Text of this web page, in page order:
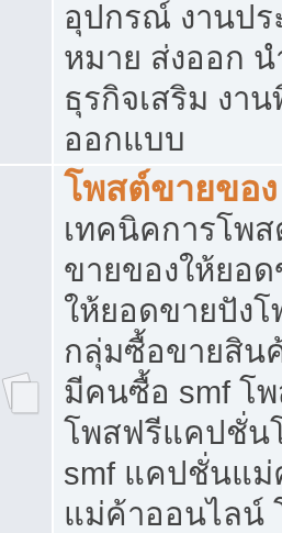
อุปกรณ์ งานป
หมาย ส่งออก น
ธุรกิจเสริม งา
ออกแบบ
โพสต์ขายของ
เทคนิคการโพ
ขายของให้ยอ
ให้ยอดขายปัง
กลุ่มซื้อขายสิน
มีคนซื้อ smf โ
โพสฟรีแคปชั่น
smf แคปชั่นแ
แม่ค้าออนไลน์